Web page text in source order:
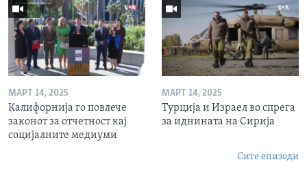
МАРТ 14, 2025
Калифорнија го повлече
законот за отчетност кај
социјалните медиуми
МАРТ 14, 2025
Турција и Израел во спрега
за иднината на Сирија
Сите епизоди